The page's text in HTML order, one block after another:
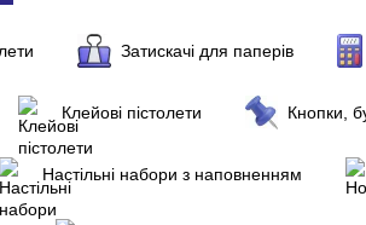
Затискачі для паперів
Клейові пістолети Кнопки,
Настільні набори з наповненням